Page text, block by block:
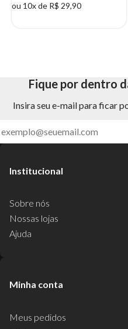
ou 10x de R$ 29,90
Fique por dentro
Insira seu e-mail para ficar
Institucional
Sobre nós
Nossas lojas
Ajuda
Minha conta
Meus pedidos